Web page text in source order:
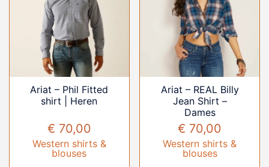
Ariat – Phil Fitted
shirt | Heren
€ 70,00
Western shirts &
blouses
Ariat – REAL Billy
Jean Shirt –
Dames
€ 70,00
Western shirts &
blouses